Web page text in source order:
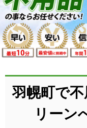
羽幌町で
リーン